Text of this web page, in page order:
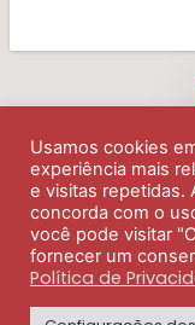
Usamos cookies
experiência mais
e visitas repetidas.
concorda com o
você pode visitar
fornecer um
Política de